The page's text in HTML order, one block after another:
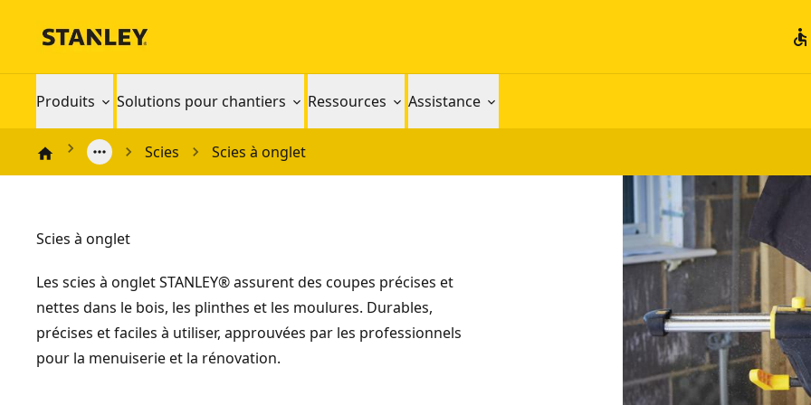
accessible
Produits Solutions pour chantiers Ressources Assistance
Scies Scies à onglet
Scies à onglet
Les scies à onglet STANLEY® assurent des coupes précises et
nettes dans le bois, les plinthes et les moulures. Durables,
précises et faciles à utiliser, approuvées par les professionnels
pour la menuiserie et la rénovation.